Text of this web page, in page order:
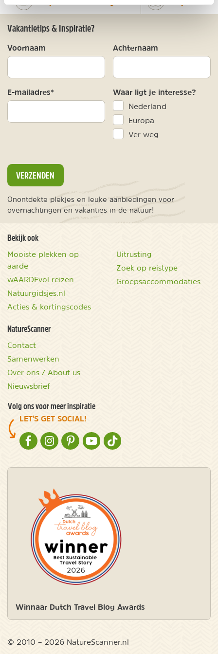
Vakantietips & Inspiratie?
Voornaam Achternaam
E-mailadres* Waar ligt je interesse?
Nederland
Europa
Ver weg
VERZENDEN
Onontdekte plekjes en leuke aanbiedingen voor
overnachtingen en vakanties in de natuur!
Bekijk ook
Mooiste plekken op
aarde
wAARDEvol reizen
Natuurgidsjes.nl
Acties & kortingscodes
Uitrusting
Zoek op reistype
Groepsaccommodaties
NatureScanner
Contact
Samenwerken
Over ons / About us
Nieuwsbrief
Volg ons voor meer inspiratie
LET'S GET SOCIAL!
NATURESCANNER OP FACEBOOK
NATURESCANNER OP INSTAGRAM
NATURESCANNER OP PINTEREST
NATURESCANNER OP YOUTUBE
NATURESCANNER OP TIKTOK
Winnaar Dutch Travel Blog Awards
© 2010 – 2026 NatureScanner.nl